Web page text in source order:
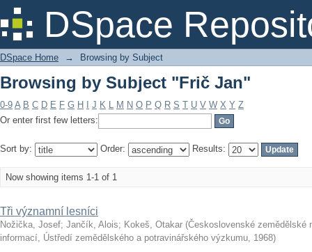
DSpace
Browsing by Subject "Frič Jan"
DSpace Home → Browsing by Subject
Browsing by Subject "Frič Jan"
0-9 A B C D E F G H J K L M N O P Q R S T U V W X Y Z
Or enter first few letters:
Sort by: Order: Results:
Now showing items 1-1 of 1
Tři významní lesníci
Nožička, Josef; Jančík, Alois; Kokeš, Otakar (Československé zemědělské
informací, Ústředí zemědělského a potravinářského výzkumu, 1968)